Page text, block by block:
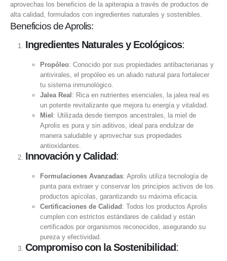
aprovechas los beneficios de la apiterapia a través de productos de
alta calidad, formulados con ingredientes naturales y sostenibles.
Beneficios de Aprolis:
Ingredientes Naturales y Ecológicos:
Propóleo: Conocido por sus propiedades antibacterianas y
antivirales, el propóleo es un aliado natural para fortalecer
tu sistema inmunológico.
Jalea Real : Rica en nutrientes esenciales, la jalea real es
un potente revitalizante que mejora tu energía y vitalidad.
Miel : Utilizada desde tiempos ancestrales, la miel de
Aprolis es pura y sin aditivos, ideal para endulzar de
manera saludable y aprovechar sus propiedades
antioxidantes.
Innovación y Calidad:
Formulaciones Avanzadas: Aprolis utiliza tecnología de
punta para extraer y conservar los principios activos de los
productos apícolas, garantizando su máxima eficacia.
Certificaciones de Calidad : Todos los productos Aprolis
cumplen con estrictos estándares de calidad y están
certificados por organismos reconocidos, asegurando su
pureza y efectividad.
Compromiso con la Sostenibilidad: